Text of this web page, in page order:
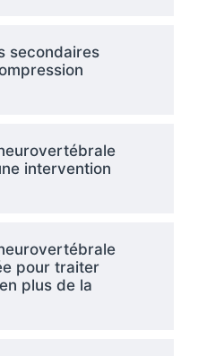
secondaires
intervention
pour traiter
plus de la